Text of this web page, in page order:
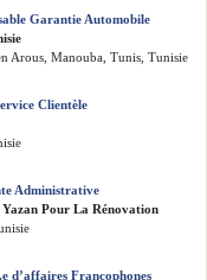
Garantie Automobile
Arous, Manouba, Tunis, Tunisie
Clientèle
Administrative
Yazan Pour La Rénovation
d’affaires Francophones